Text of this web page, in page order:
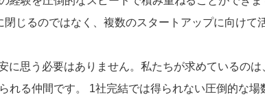
じるのではなく、複数のスタートアップに向けて
に思う必要はありません。私たちが求めているの
れる仲間です。 1社完結では得られない圧倒的な